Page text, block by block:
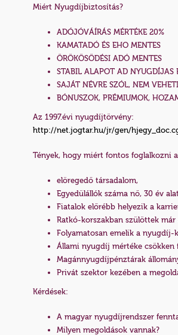
Miért Nyugdíjbiztosítás?
ADÓJÓVÁÍRÁS MÉRTÉKE 20%
KAMATADÓ ÉS EHO MENTES
ÖRÖKÖSÖDÉSI ADÓ MENTES
STABIL ALAPOT AD NYUGDÍJAS
SAJÁT NÉVRE SZÓL, NEM
BÓNUSZOK, PRÉMIUMOK,
Az 1997.évi nyugdíjtörvény:
http://net.jogtar.hu/jr/gen/
Tények, hogy miért fontos foglalkozni
elöregedő társadalom,
Egyedülállók száma nő, 30 év
Fiatalok előrébb helyezik a
Ratkó-korszakban szülöttek
Folyamatosan emelik a nyugdíj-
Állami nyugdíj mértéke csökken
Magánnyugdíjpénztárak
Privát szektor kezében a
Kérdések:
A magyar nyugdíjrendszer
Milyen megoldások vannak?